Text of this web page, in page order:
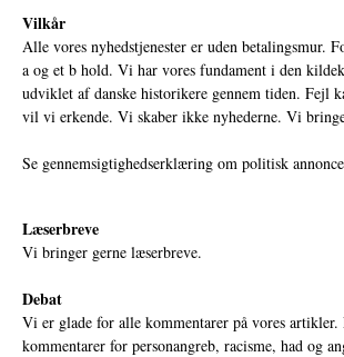
Vilkår
Alle vores nyhedstjenester er uden betalingsmur.
a og et b hold. Vi har vores fundament i den
udviklet af danske historikere gennem tiden. Fejl
vil vi erkende. Vi skaber ikke nyhederne. Vi
Se gennemsigtighedserklæring om politisk
Læserbreve
Vi bringer gerne læserbreve.
Debat
Vi er glade for alle kommentarer på vores
kommentarer for personangreb, racisme, had og